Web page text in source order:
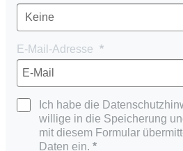
E-Mail-Adresse
Ich habe die
willige in die Speicherung
mit diesem Formular
Daten ein.